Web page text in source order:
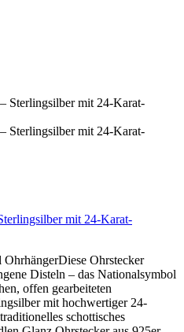
mit 24-Karat-
Ohrstecker
Disteln – das Nationalsymbol
offen gearbeiteten
mit hochwertiger 24-
schottisches